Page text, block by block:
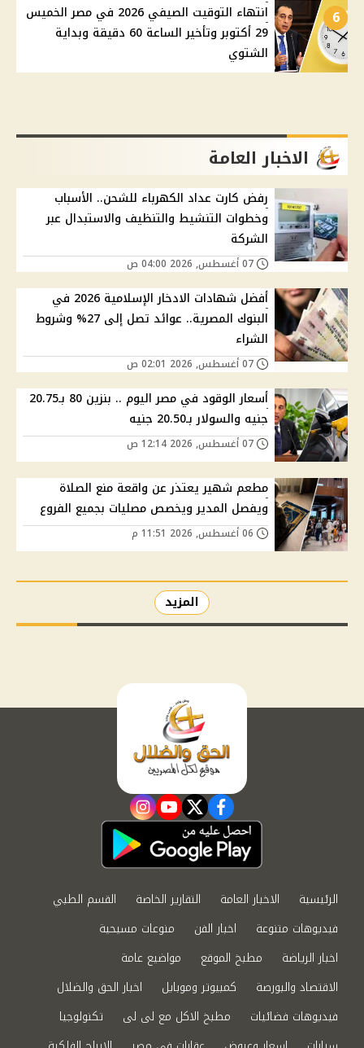
6
انتهاء التوقيت الصيفي 2026 في مصر الخميس
29 أكتوبر وتأخير الساعة 60 دقيقة وبداية
الشتوي
الاخبار العامة
رفض كارت عداد الكهرباء للشحن.. الأسباب
وخطوات التنشيط والتنظيف والاستبدال عبر
الشركة
أفضل شهادات الادخار الإسلامية 2026 في
البنوك المصرية.. عوائد تصل إلى 27% وشروط
الشراء
أسعار الوقود في مصر اليوم .. بنزين 80 بـ20.75
جنيه والسولار بـ20.50 جنيه
مطعم شهير يعتذر عن واقعة منع الصلاة
ويفصل المدير ويخصص مصليات بجميع الفروع
المزيد
facebook
twitter
youtube
instagram
الرئيسية الاخبار العامة التقارير الخاصة
القسم الطبي
فيديوهات متنوعة
اخبار الفن
منوعات مسيحية
اخبار الرياضة
مطبخ الموقع
مواضيع عامة
الاقتصاد والبورصة
كمبيوتر وموبايل
اخبار الحق والضلال
فيديوهات فضائيات
مطبخ الاكل مع لى لى
تكنولوجيا